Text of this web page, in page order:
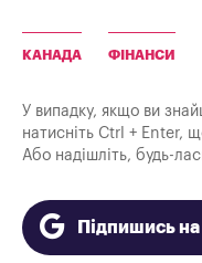
КАНАДА ФІНАНСИ
У випадку, якщо ви
натисніть Ctrl + Enter,
Або надішліть, будь-
Підпишись